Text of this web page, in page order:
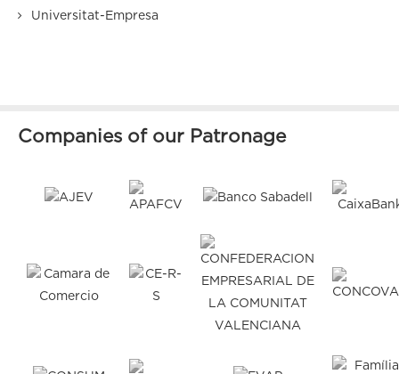
Universitat-Empresa
Companies of our Patronage